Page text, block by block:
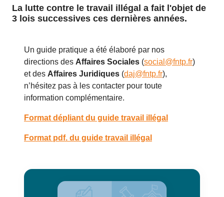
La lutte contre le travail illégal a fait l'objet de
3 lois successives ces dernières années.
Un guide pratique a été élaboré par nos
directions des Affaires Sociales (social@fntp.fr)
et des Affaires Juridiques (daj@fntp.fr),
n’hésitez pas à les contacter pour toute
information complémentaire.
Format dépliant du guide travail illégal
Format pdf. du guide travail illégal